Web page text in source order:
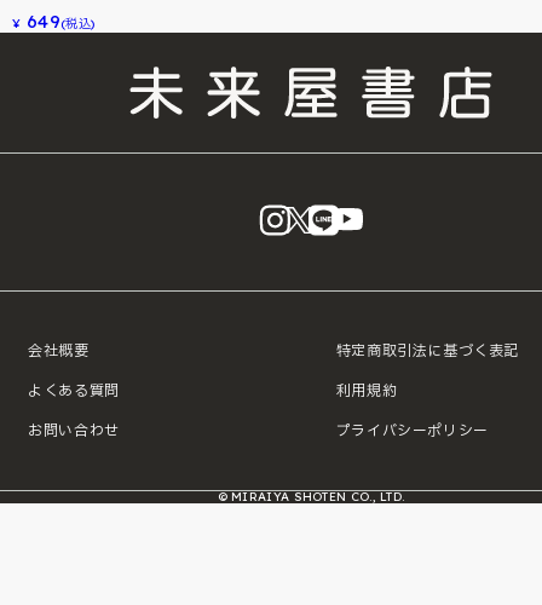
¥ 649(税込)
instagram
X LINE
会社概要
よくある質問
お問い合わせ
特定商取引法に基づく表記
利用規約
プライバシーポリシー
© MIRAIYA SHOTEN CO., LTD.